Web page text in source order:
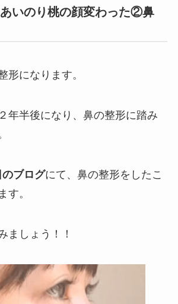
あいのり桃の顔変わった②鼻
形になります。
年半後になり、鼻の整形に踏み
ブログにて、鼻の整形をしたこ
す。
ましょう！！